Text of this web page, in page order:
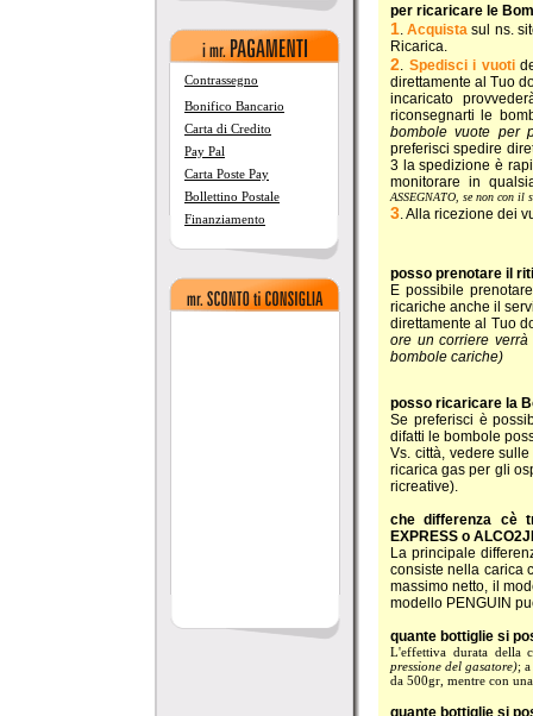
Contrassegno
Bonifico Bancario
Carta di Credito
Pay Pal
Carta Poste Pay
Bollettino Postale
Finanziamento
per ricaricare le
1 .Acquista sul ns.
Ricarica.
2 Spedisci i vuoti
direttamente al Tuo
incaricato
riconsegnarti le
bombole vuote per
preferisci spedire
3 la spedizione è
monitorare in
ASSEGNATO, se non con il
3 . Alla ricezione dei
posso prenotare il
E possibile
ricariche anche il
direttamente al Tuo
ore un corriere
bombole cariche)
posso ricaricare la
Se preferisci è
difatti le bombole
Vs. città, vedere
ricarica gas per gli
ricreative).
che differenza cè
EXPRESS o
La principale
consiste nella carica
massimo netto, il
modello PENGUIN
quante bottiglie si
L'effettiva durata della
pressione del gasatore);
da 500gr, mentre con
quante bottiglie si